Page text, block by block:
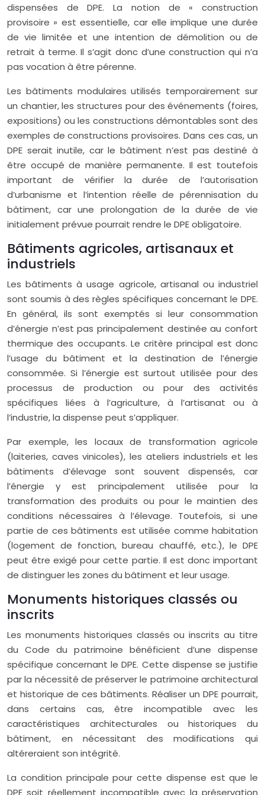
dispensées de DPE. La notion de « construction
provisoire » est essentielle, car elle implique une durée
de vie limitée et une intention de démolition ou de
retrait à terme. Il s’agit donc d’une construction qui n’a
pas vocation à être pérenne.
Les bâtiments modulaires utilisés temporairement sur
un chantier, les structures pour des événements (foires,
expositions) ou les constructions démontables sont des
exemples de constructions provisoires. Dans ces cas, un
DPE serait inutile, car le bâtiment n’est pas destiné à
être occupé de manière permanente. Il est toutefois
important de vérifier la durée de l’autorisation
d’urbanisme et l’intention réelle de pérennisation du
bâtiment, car une prolongation de la durée de vie
initialement prévue pourrait rendre le DPE obligatoire.
Bâtiments agricoles, artisanaux et
industriels
Les bâtiments à usage agricole, artisanal ou industriel
sont soumis à des règles spécifiques concernant le DPE.
En général, ils sont exemptés si leur consommation
d’énergie n’est pas principalement destinée au confort
thermique des occupants. Le critère principal est donc
l’usage du bâtiment et la destination de l’énergie
consommée. Si l’énergie est surtout utilisée pour des
processus de production ou pour des activités
spécifiques liées à l’agriculture, à l’artisanat ou à
l’industrie, la dispense peut s’appliquer.
Par exemple, les locaux de transformation agricole
(laiteries, caves vinicoles), les ateliers industriels et les
bâtiments d’élevage sont souvent dispensés, car
l’énergie y est principalement utilisée pour la
transformation des produits ou pour le maintien des
conditions nécessaires à l’élevage. Toutefois, si une
partie de ces bâtiments est utilisée comme habitation
(logement de fonction, bureau chauffé, etc.), le DPE
peut être exigé pour cette partie. Il est donc important
de distinguer les zones du bâtiment et leur usage.
Monuments historiques classés ou
inscrits
Les monuments historiques classés ou inscrits au titre
du Code du patrimoine bénéficient d’une dispense
spécifique concernant le DPE. Cette dispense se justifie
par la nécessité de préserver le patrimoine architectural
et historique de ces bâtiments. Réaliser un DPE pourrait,
dans certains cas, être incompatible avec les
caractéristiques architecturales ou historiques du
bâtiment, en nécessitant des modifications qui
altéreraient son intégrité.
La condition principale pour cette dispense est que le
DPE soit réellement incompatible avec la préservation